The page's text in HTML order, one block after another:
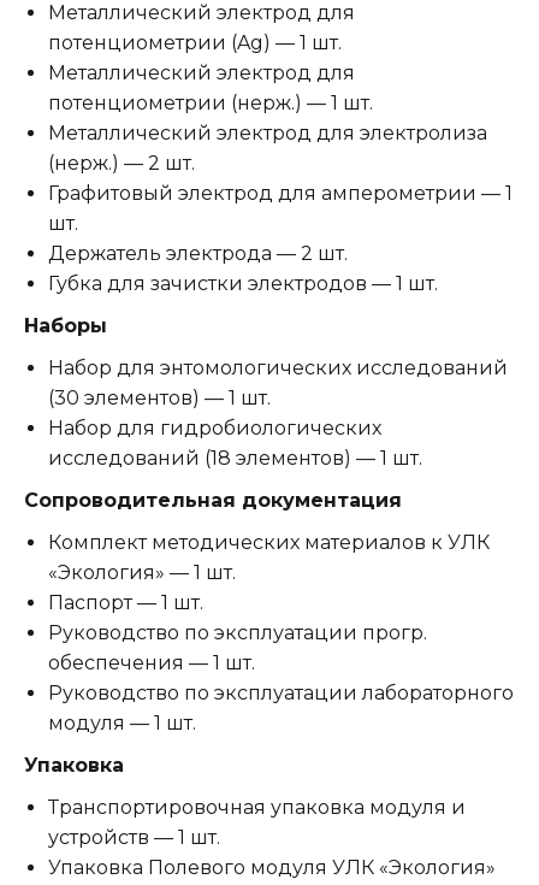
Металлический электрод для
потенциометрии (Ag) — 1 шт.
Металлический электрод для
потенциометрии (нерж.) — 1 шт.
Металлический электрод для электролиза
(нерж.) — 2 шт.
Графитовый электрод для амперометрии — 1
шт.
Держатель электрода — 2 шт.
Губка для зачистки электродов — 1 шт.
Наборы
Набор для энтомологических исследований
(30 элементов) — 1 шт.
Набор для гидробиологических
исследований (18 элементов) — 1 шт.
Сопроводительная документация
Комплект методических материалов к УЛК
«Экология» — 1 шт.
Паспорт — 1 шт.
Руководство по эксплуатации прогр.
обеспечения — 1 шт.
Руководство по эксплуатации лабораторного
модуля — 1 шт.
Упаковка
Транспортировочная упаковка модуля и
устройств — 1 шт.
Упаковка Полевого модуля УЛК «Экология»